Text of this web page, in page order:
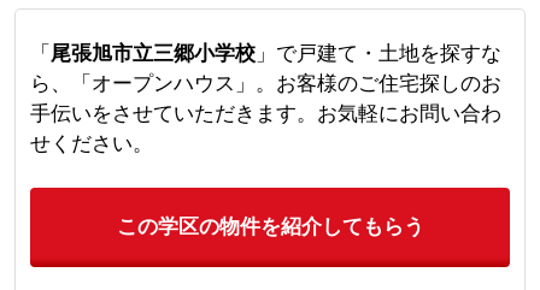
「 尾張旭市立三郷小学校」で戸建て・土地を探すな
ら、「オープンハウス」。お客様のご住宅探しのお
手伝いをさせていただきます。お気軽にお問い合わ
せください。
この学区の物件を紹介してもらう